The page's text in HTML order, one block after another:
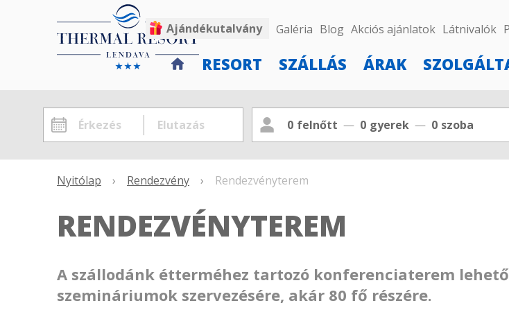
Ajándékutalvány Galéria Blog Akciós ajánlatok Látnivalók
RESORT SZÁLLÁS ÁRAK
0 felnőtt 0 gyerek 0 szoba
Nyitólap › Rendezvény › Rendezvényterem
RENDEZVÉNYTEREM
A szállodánk étterméhez tartozó konferenciaterem
szemináriumok szervezésére, akár 80 fő részére.